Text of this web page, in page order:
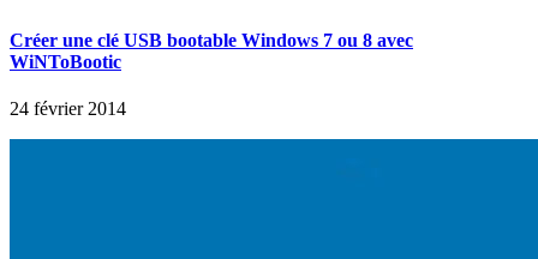
Créer une clé USB bootable Windows 7 ou 8 avec
WiNToBootic
24 février 2014